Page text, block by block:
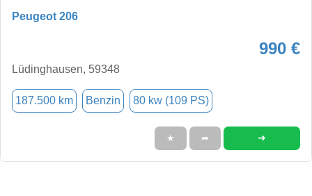
Peugeot 206
990 €
Lüdinghausen, 59348
187.500 km Benzin 80 kw (109 PS)
★ ➦ ➜